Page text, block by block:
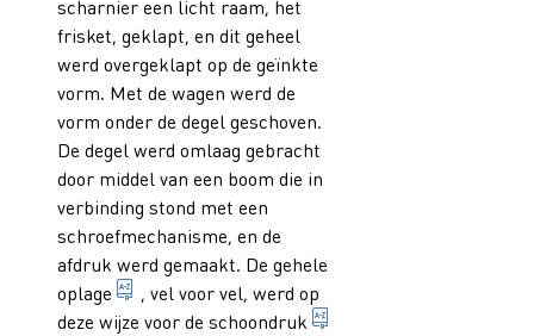
scharnier een licht raam, het
frisket, geklapt, en dit geheel
werd overgeklapt op de geïnkte
vorm. Met de wagen werd de
vorm onder de degel geschoven.
De degel werd omlaag gebracht
door middel van een boom die in
verbinding stond met een
schroefmechanisme, en de
afdruk werd gemaakt. De gehele
oplage
deel van een druk dat alle exemplaren bevat
, vel voor vel, werd op
deze wijze voor de schoondruk